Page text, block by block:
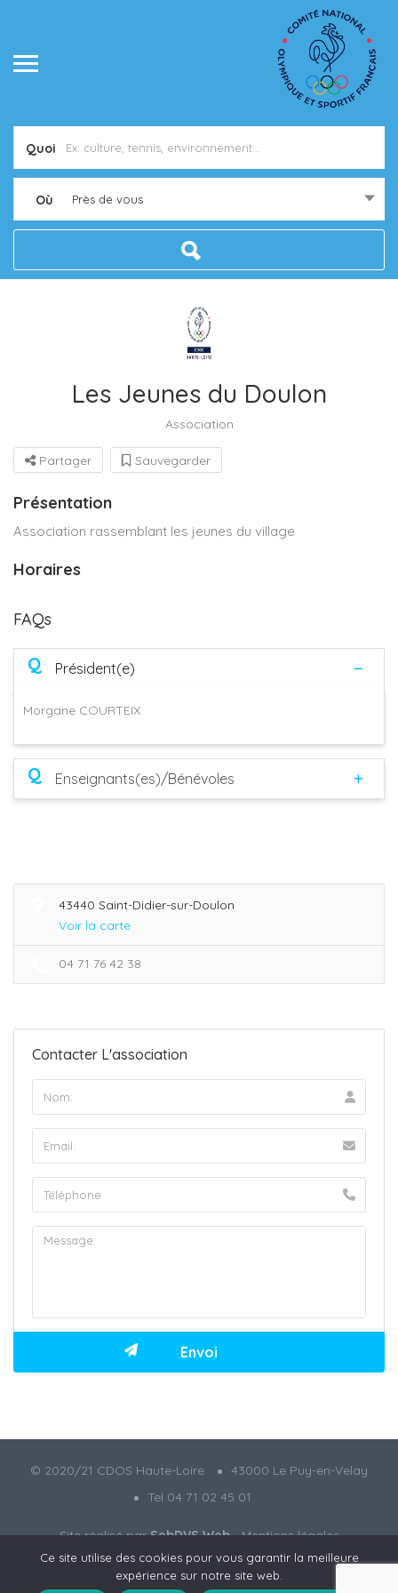
Quoi
Où Près de vous
Les Jeunes du Doulon
Association
Partager Sauvegarder
Présentation
Association rassemblant les jeunes du village
Horaires
FAQs
Q Président(e)
Morgane COURTEIX
Q Enseignants(es)/Bénévoles
43440 Saint-Didier-sur-Doulon
Voir la carte
04 71 76 42 38
Contacter L'association
© 2020/21 CDOS Haute-Loire
43000 Le Puy-en-Velay
Tel 04 71 02 45 01
Site réalisé parSebDVS Web-Mentions légales
Ce site utilise des cookies pour vous garantir la meilleure
expérience sur notre site web.